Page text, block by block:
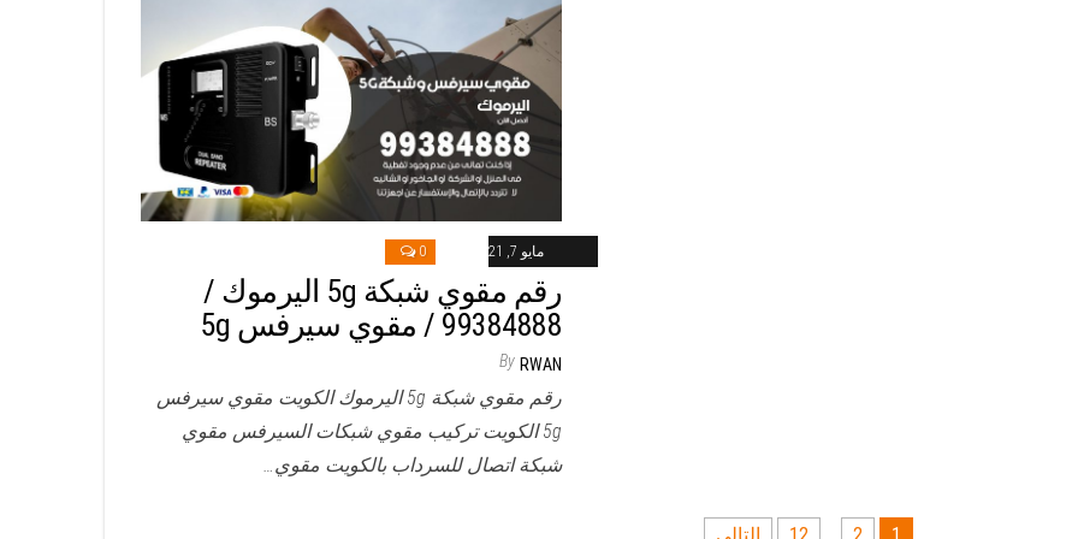
مايو 7, 2021 0
رقم مقوي شبكة 5g اليرموك /
99384888 / مقوي سيرفس 5g
By RWAN
رقم مقوي شبكة 5g اليرموك الكويت مقوي سيرفس
5g الكويت تركيب مقوي شبكات السيرفس مقوي
شبكة اتصال للسرداب بالكويت مقوي…
1
2
12 التالي